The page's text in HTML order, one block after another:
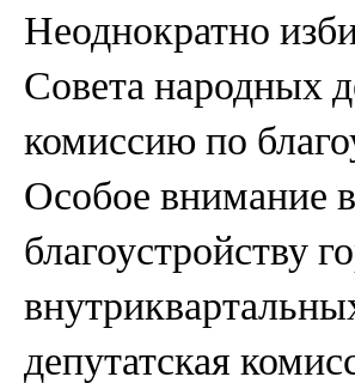
Неоднократно
Совета народных
комиссию по
Особое внимание
благоустройству
депутатская